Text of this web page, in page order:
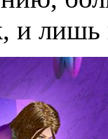
и лишь